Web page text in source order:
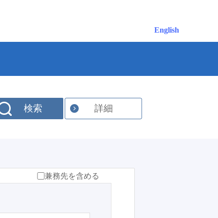
English
検索 詳細
兼務先を含める